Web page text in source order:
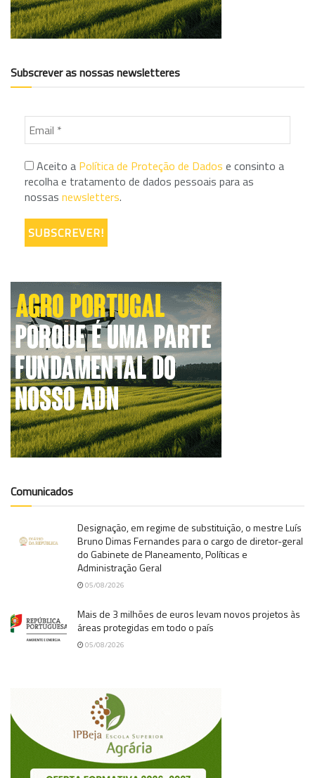
Subscrever as nossas newsletteres
Aceito a Política de Proteção de Dados e consinto a
recolha e tratamento de dados pessoais para as
nossas newsletters.
Comunicados
Designação, em regime de substituição, o mestre Luís
Bruno Dimas Fernandes para o cargo de diretor-geral
do Gabinete de Planeamento, Políticas e
Administração Geral
05/08/2026
Mais de 3 milhões de euros levam novos projetos às
áreas protegidas em todo o país
05/08/2026